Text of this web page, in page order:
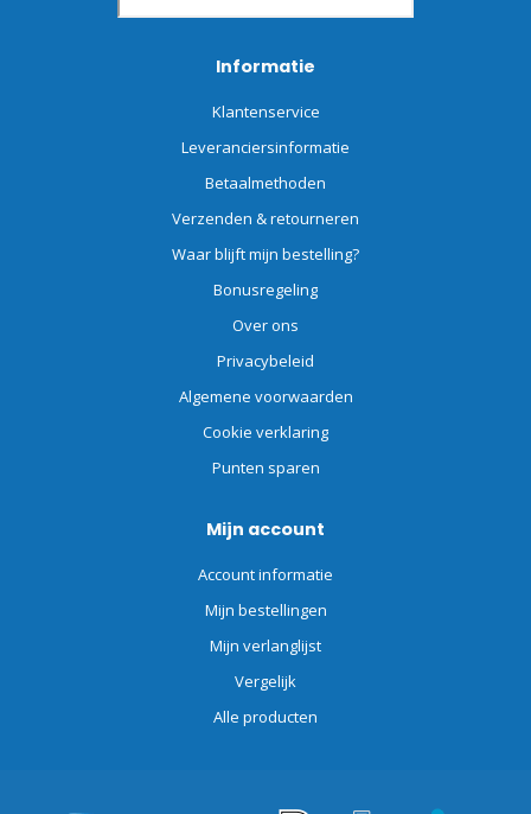
Informatie
Klantenservice
Leveranciersinformatie
Betaalmethoden
Verzenden & retourneren
Waar blijft mijn bestelling?
Bonusregeling
Over ons
Privacybeleid
Algemene voorwaarden
Cookie verklaring
Punten sparen
Mijn account
Account informatie
Mijn bestellingen
Mijn verlanglijst
Vergelijk
Alle producten